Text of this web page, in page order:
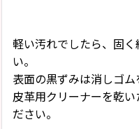
軽い汚れでしたら、固
い。
表面の黒ずみは消しゴム
皮革用クリーナーを乾
ださい。